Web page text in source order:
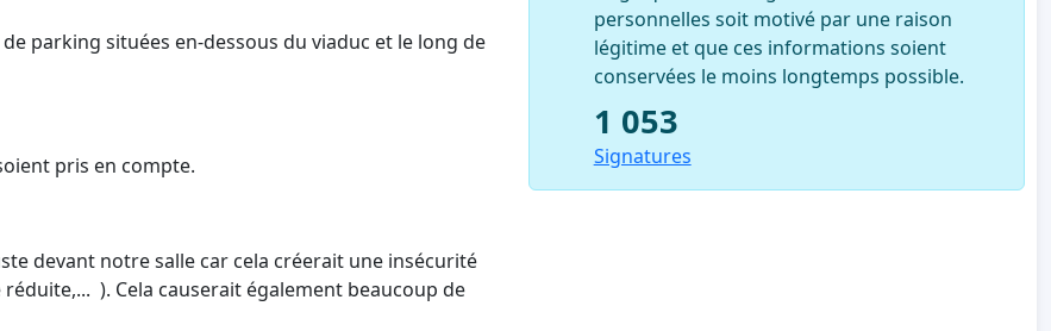
parking situées en-dessous du viaduc et le long de
pris en compte.
devant notre salle car cela créerait une insécurité
). Cela causerait également beaucoup de
personnelles soit motivé par une raison
légitime et que ces informations soient
conservées le moins longtemps possible.
1 053
Signatures